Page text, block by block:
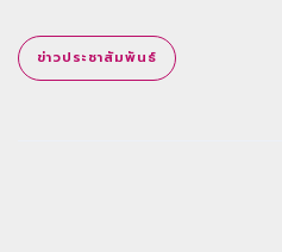
ข่าวประชาสัมพันธ์